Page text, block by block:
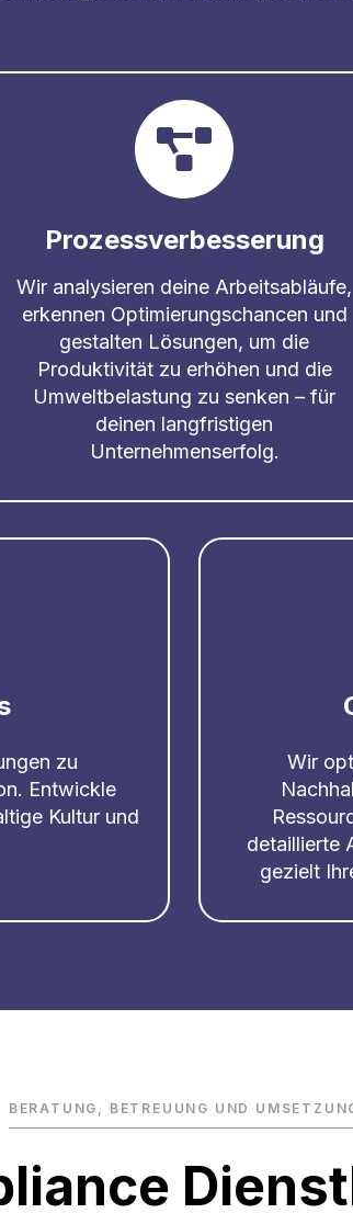
Prozessverbesserung
Wir analysieren deine Arbeitsabläufe,
erkennen Optimierungschancen und
gestalten Lösungen, um die
Produktivität zu erhöhen und die
Umweltbelastung zu senken – für
deinen langfristigen
Unternehmenserfolg.
zu
Entwickle
Kultur und
Wir
detaillierte
gezielt
BERATUNG, BETREUUNG UND